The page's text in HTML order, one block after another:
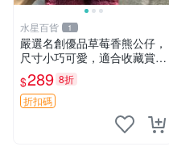
水星百貨 1
嚴選名創優品草莓香熊公仔，
尺寸小巧可愛，適合收藏賞玩
30cm 玩具 公仔 草莓熊
$289 8折
折扣碼